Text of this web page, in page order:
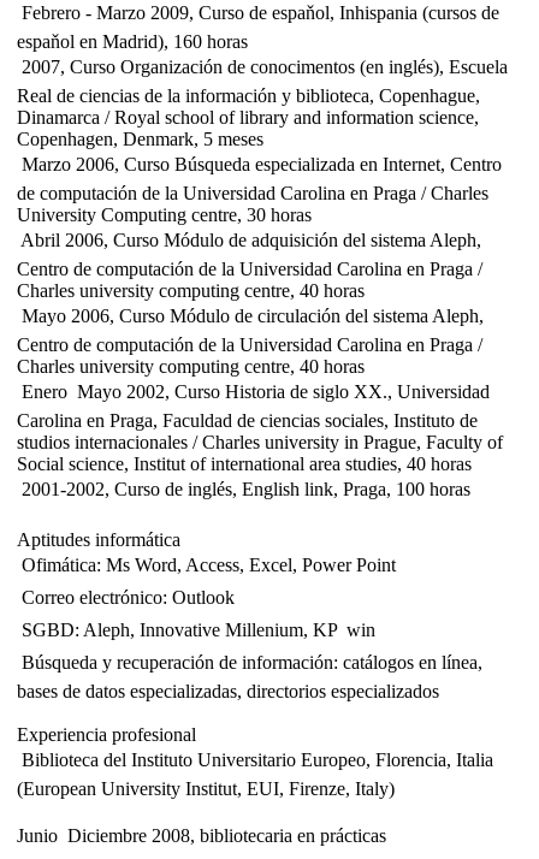
 Febrero - Marzo 2009, Curso de espaňol, Inhispania (cursos de
espaňol en Madrid), 160 horas
 2007, Curso Organización de conocimentos (en inglés), Escuela
Real de ciencias de la información y biblioteca, Copenhague,
Dinamarca / Royal school of library and information science,
Copenhagen, Denmark, 5 meses
 Marzo 2006, Curso Búsqueda especializada en Internet, Centro
de computación de la Universidad Carolina en Praga / Charles
University Computing centre, 30 horas
 Abril 2006, Curso Módulo de adquisición del sistema Aleph,
Centro de computación de la Universidad Carolina en Praga /
Charles university computing centre, 40 horas
 Mayo 2006, Curso Módulo de circulación del sistema Aleph,
Centro de computación de la Universidad Carolina en Praga /
Charles university computing centre, 40 horas
 Enero  Mayo 2002, Curso Historia de siglo XX., Universidad
Carolina en Praga, Faculdad de ciencias sociales, Instituto de
studios internacionales / Charles university in Prague, Faculty of
Social science, Institut of international area studies, 40 horas
 2001-2002, Curso de inglés, English link, Praga, 100 horas
Aptitudes informática
 Ofimática: Ms Word, Access, Excel, Power Point
 Correo electrónico: Outlook
 SGBD: Aleph, Innovative Millenium, KP  win
 Búsqueda y recuperación de información: catálogos en línea,
bases de datos especializadas, directorios especializados
Experiencia profesional
 Biblioteca del Instituto Universitario Europeo, Florencia, Italia
(European University Institut, EUI, Firenze, Italy)
Junio  Diciembre 2008, bibliotecaria en prácticas